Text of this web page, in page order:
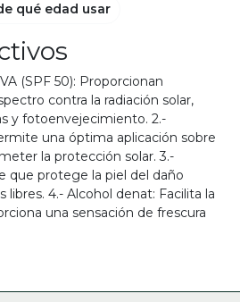
(SPF 50): Proporcionan
contra la radiación solar,
y fotoenvejecimiento. 2.-
una óptima aplicación sobre
la protección solar. 3.-
que protege la piel del daño
libres. 4.- Alcohol denat: Facilita la
una sensación de frescura
qué edad usar